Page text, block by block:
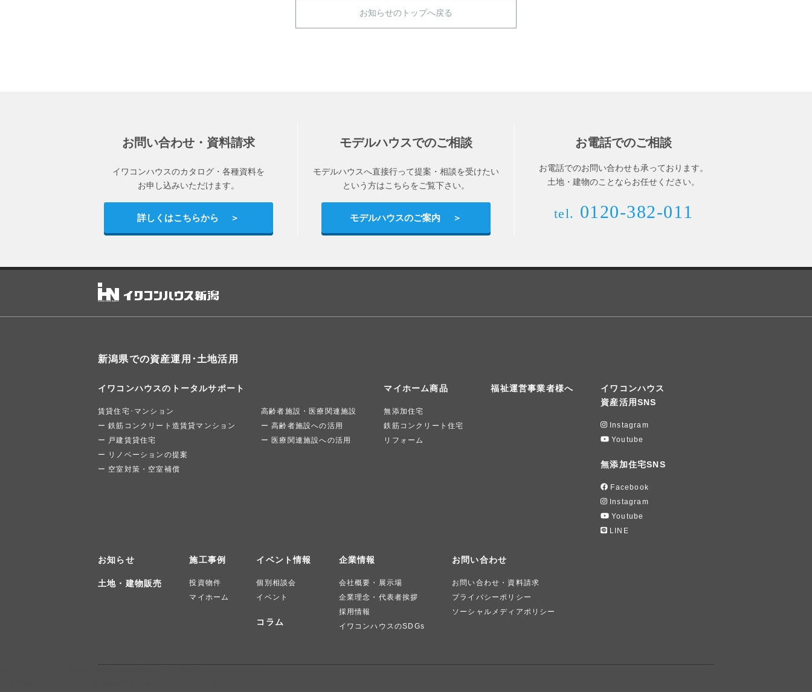
お知らせのトップへ戻る
お問い合わせ・資料請求
イワコンハウスのカタログ・各種資料を
お申し込みいただけます。
詳しくはこちらから
モデルハウスでのご相談
モデルハウスへ直接行って提案・相談を受けたい
という方はこちらをご覧下さい。
モデルハウスのご案内
お電話でのご相談
お電話でのお問い合わせも承っております。
土地・建物のことならお任せください。
tel. 0120-382-011
新潟県での資産運用･土地活用
イワコンハウスのトータルサポート
賃貸住宅･マンション
鉄筋コンクリート造賃貸マンション
戸建賃貸住宅
リノベーションの提案
空室対策・空室補償
高齢者施設・医療関連施設
高齢者施設への活用
医療関連施設への活用
マイホーム商品
無添加住宅
鉄筋コンクリート住宅
リフォーム
福祉運営事業者様へ
イワコンハウス
資産活用SNS
Instagram
Youtube
無添加住宅SNS
Facebook
Instagram
Youtube
LINE
お知らせ
土地・建物販売
施工事例
投資物件
マイホーム
イベント情報
個別相談会
イベント
コラム
企業情報
会社概要・展示場
企業理念・代表者挨拶
採用情報
イワコンハウスのSDGs
お問い合わせ
お問い合わせ・資料請求
プライバシーポリシー
ソーシャルメディアポリシー